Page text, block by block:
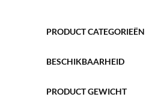
PRODUCT CATEGORIEËN
BESCHIKBAARHEID
PRODUCT GEWICHT